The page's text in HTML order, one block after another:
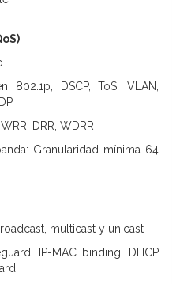
802.1p, DSCP, ToS, VLAN,
DRR, WDRR
Granularidad mínima 64
multicast y unicast
IP-MAC binding, DHCP